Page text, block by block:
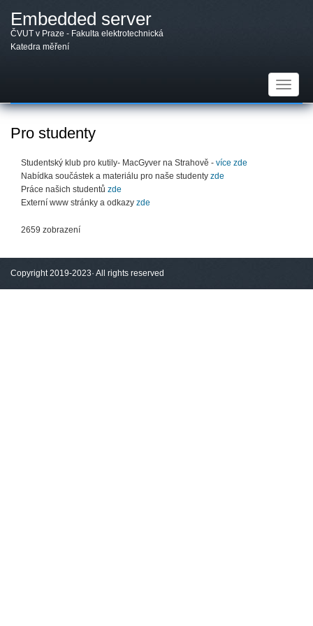
hlavnímu
obsahu
Embedded server
ČVUT v Praze - Fakulta elektrotechnická
Katedra měření
Toggle
Pro studenty
Studentský klub pro kutily- MacGyver na Strahově - více zde
Nabídka součástek a materiálu pro naše studenty zde
Práce našich studentů zde
Externí www stránky a odkazy zde
2659 zobrazení
Copyright 2019-2023· All rights reserved